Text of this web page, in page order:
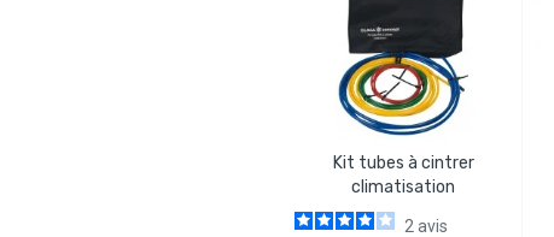
Kit tubes à cintrer
climatisation
2 avis